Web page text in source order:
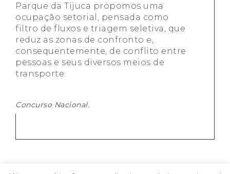
Parque da Tijuca propomos uma
ocupação setorial, pensada como
filtro de fluxos e triagem seletiva, que
reduz as zonas de confronto e,
consequentemente, de conflito entre
pessoas e seus diversos meios de
transporte.
Concurso Nacional.